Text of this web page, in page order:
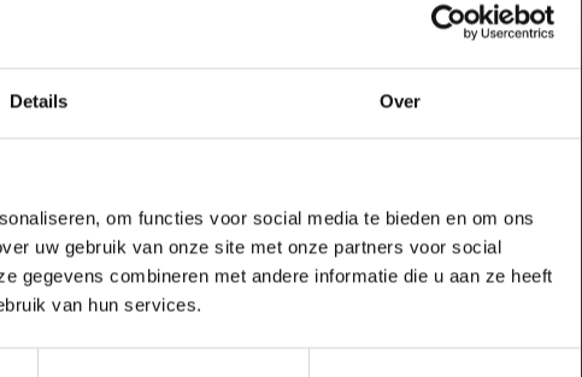
Details Over
om functies voor social media te bieden en om ons
uw gebruik van onze site met onze partners voor social
gegevens combineren met andere informatie die u aan ze heeft
van hun services.